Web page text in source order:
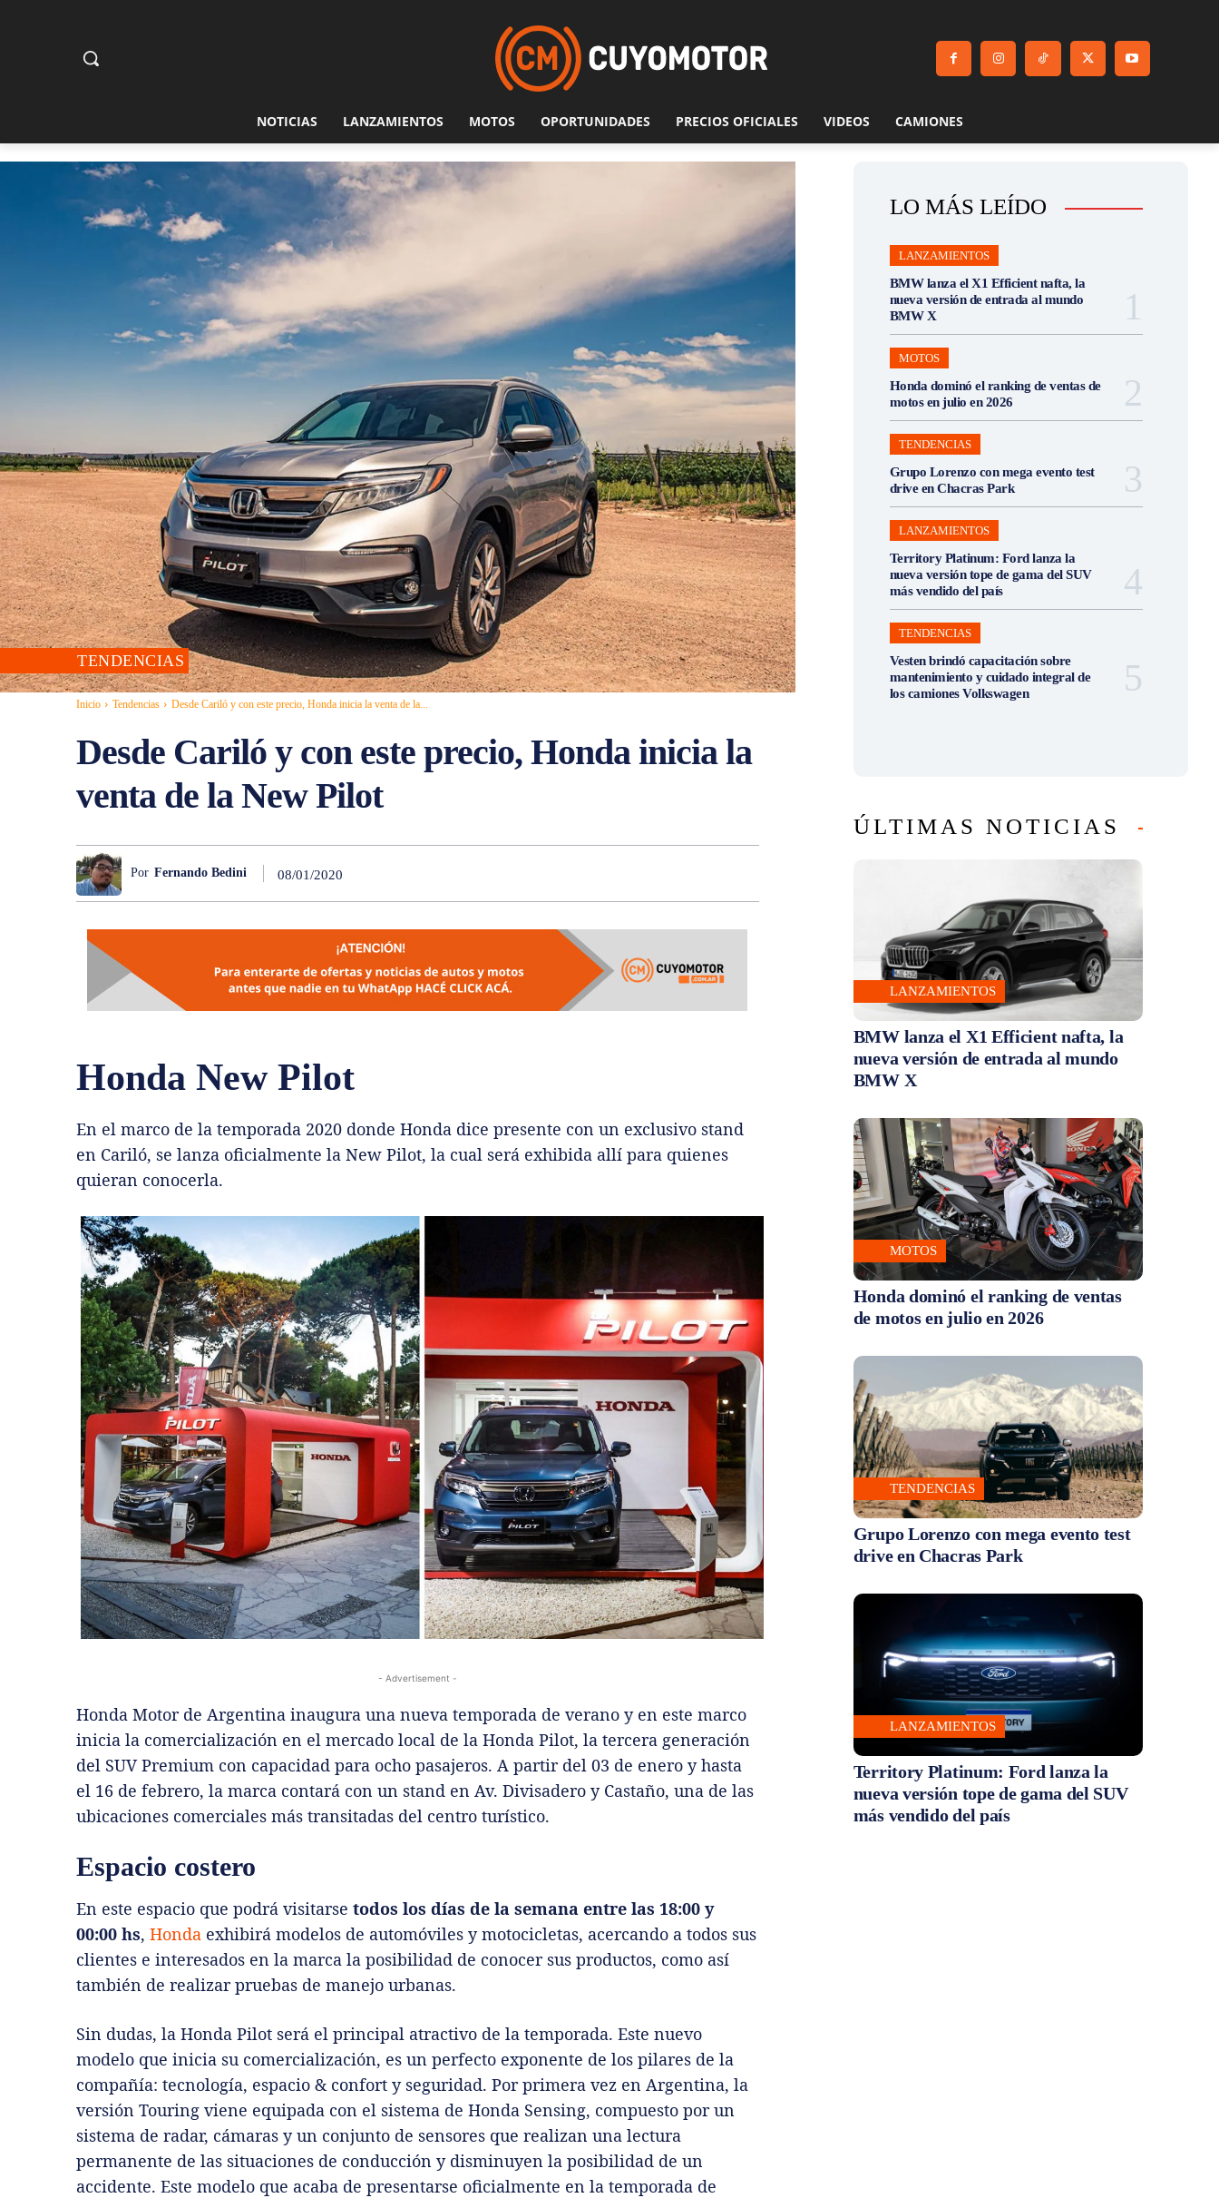
NOTICIAS LANZAMIENTOS MOTOS OPORTUNIDADES PRECIOS OFICIALES VIDEOS CAMIONES
TENDENCIAS
Inicio Tendencias Desde Cariló y con este precio, Honda inicia la venta de la...
Desde Cariló y con este precio, Honda inicia la
venta de la New Pilot
Por Fernando Bedini 08/01/2020
Honda New Pilot
En el marco de la temporada 2020 donde Honda dice presente con un exclusivo stand
en Cariló, se lanza oficialmente la New Pilot, la cual será exhibida allí para quienes
quieran conocerla.
- Advertisement -
Honda Motor de Argentina inaugura una nueva temporada de verano y en este marco
inicia la comercialización en el mercado local de la Honda Pilot, la tercera generación
del SUV Premium con capacidad para ocho pasajeros. A partir del 03 de enero y hasta
el 16 de febrero, la marca contará con un stand en Av. Divisadero y Castaño, una de las
ubicaciones comerciales más transitadas del centro turístico.
Espacio costero
En este espacio que podrá visitarse todos los días de la semana entre las 18:00 y
00:00 hs, Honda exhibirá modelos de automóviles y motocicletas, acercando a todos sus
clientes e interesados en la marca la posibilidad de conocer sus productos, como así
también de realizar pruebas de manejo urbanas.
Sin dudas, la Honda Pilot será el principal atractivo de la temporada. Este nuevo
modelo que inicia su comercialización, es un perfecto exponente de los pilares de la
compañía: tecnología, espacio & confort y seguridad. Por primera vez en Argentina, la
versión Touring viene equipada con el sistema de Honda Sensing, compuesto por un
sistema de radar, cámaras y un conjunto de sensores que realizan una lectura
permanente de las situaciones de conducción y disminuyen la posibilidad de un
accidente. Este modelo que acaba de presentarse oficialmente en la temporada de
LO MÁS LEÍDO
LANZAMIENTOS
BMW lanza el X1 Efficient nafta, la
nueva versión de entrada al mundo
BMW X
MOTOS
Honda dominó el ranking de ventas de
motos en julio en 2026
TENDENCIAS
Grupo Lorenzo con mega evento test
drive en Chacras Park
LANZAMIENTOS
Territory Platinum: Ford lanza la
nueva versión tope de gama del SUV
más vendido del país
TENDENCIAS
Vesten brindó capacitación sobre
mantenimiento y cuidado integral de
los camiones Volkswagen
ÚLTIMAS NOTICIAS
LANZAMIENTOS
BMW lanza el X1 Efficient nafta, la
nueva versión de entrada al mundo
BMW X
MOTOS
Honda dominó el ranking de ventas
de motos en julio en 2026
TENDENCIAS
Grupo Lorenzo con mega evento test
drive en Chacras Park
LANZAMIENTOS
Territory Platinum: Ford lanza la
nueva versión tope de gama del SUV
más vendido del país